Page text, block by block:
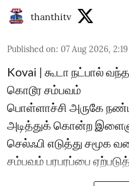
thanthitv
Published on: 07 Aug 2026,
Kovai | கூடா நட்பால்
கொடூர சம்பவம்
பொள்ளாச்சி அருகே
அடித்துக் கொன்ற
செல்ஃபி எடுத்து சமூக
சம்பவம் பரபரப்பை